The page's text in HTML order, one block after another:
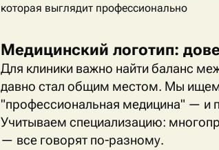
которая выглядит профессионально
Медицинский логотип:
Для клиники важно найти баланс
давно стал общим местом. Мы ищем
"профессиональная медицина" — и
Учитываем специализацию:
— все говорят по-разному.